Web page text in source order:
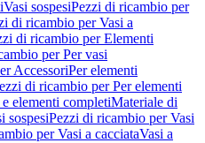
Vasi sospesiPezzi di ricambio per
di ricambio per Vasi a
di ricambio per Elementi
per Per vasi
AccessoriPer elementi
di ricambio per Per elementi
elementi completiMateriale di
sospesiPezzi di ricambio per Vasi
per Vasi a cacciataVasi a